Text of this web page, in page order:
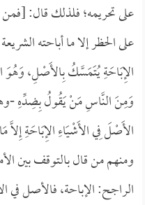
على تحريمه؛ فلذلك قال:
على الحظر إلا ما أباحته
الإِبَاحَةِ يُتَمَسَّكُ بِالأَصْلِ، وَهُوَ
وَمِنَ النَّاسِ مَنْ يَقُولُ بِضِدِّهِ -
الأَصْلَ فِي الأَشْيَاءِ الإِبَاحَةِ
ومنهم من قال بالتوقف بين
الراجح: الإباحة، فالأصل في